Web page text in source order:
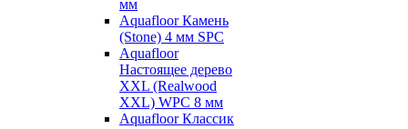
мм
Aquafloor Камень
(Stone) 4 мм SPC
Aquafloor
Настоящее дерево
XXL (Realwood
XXL) WPC 8 мм
Aquafloor Классик